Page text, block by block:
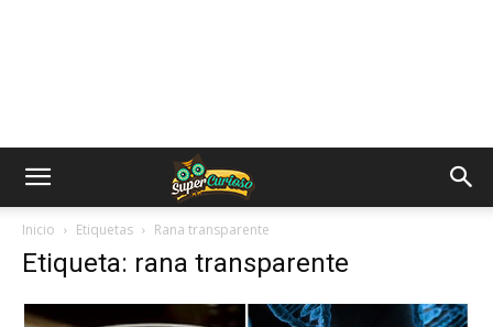
Inicio Etiquetas Rana transparente
Etiqueta: rana transparente